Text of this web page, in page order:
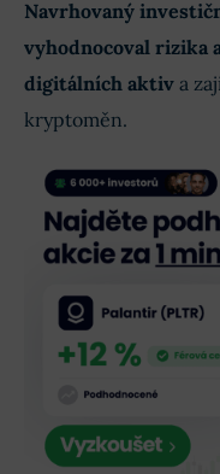
Navrhovaný
vyhodnocoval rizika
digitálních aktiv a
kryptoměn.